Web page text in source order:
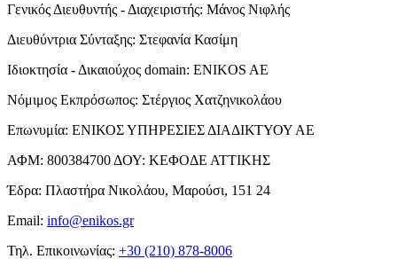
Γενικός Διευθυντής - Διαχειριστής: Μάνος Νιφλής
Διευθύντρια Σύνταξης: Στεφανία Κασίμη
Ιδιοκτησία - Δικαιούχος domain: ENIKOS AE
Νόμιμος Εκπρόσωπος: Στέργιος Χατζηνικολάου
Επωνυμία: ΕΝΙΚΟΣ ΥΠΗΡΕΣΙΕΣ ΔΙΑΔΙΚΤΥΟΥ ΑΕ
ΑΦΜ: 800384700 ΔΟΥ: ΚΕΦΟΔΕ ΑΤΤΙΚΗΣ
Έδρα: Πλαστήρα Νικολάου, Μαρούσι, 151 24
Email: info@enikos.gr
Τηλ. Επικοινωνίας: +30 (210) 878-8006